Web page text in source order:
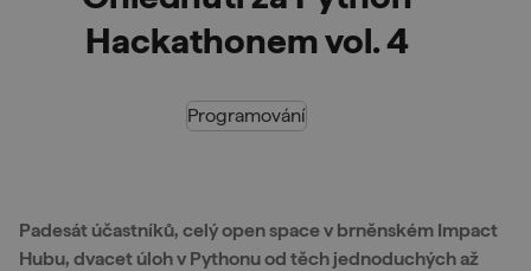
Hackathonem vol. 4
Programování
Padesát účastníků, celý open space v brněnském Impact
Hubu, dvacet úloh v Pythonu od těch jednoduchých až